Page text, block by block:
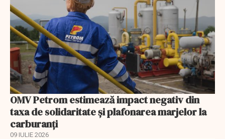
OMV Petrom estimează impact negativ din
taxa de solidaritate și plafonarea marjelor la
carburanți
09 IULIE 2026